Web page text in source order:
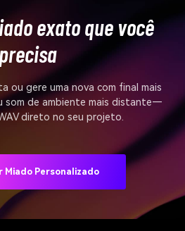
exato que você
precisa
ou gere uma nova com final mais
som de ambiente mais distante—
direto no seu projeto.
Miado Personalizado